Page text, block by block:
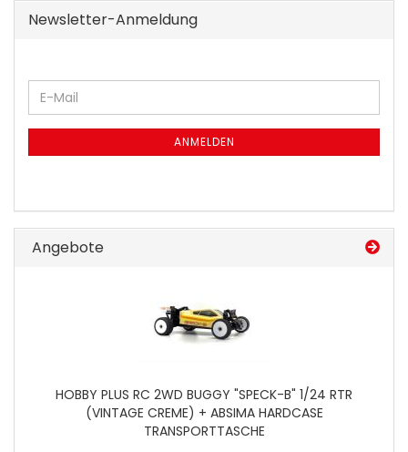
Newsletter-Anmeldung
WEITER
ZUR
NEWSLETTER-
E-
Mail
ANMELDEN
Angebote
HOBBY PLUS RC 2WD BUGGY "SPECK-B" 1/24 RTR
(VINTAGE CREME) + ABSIMA HARDCASE
TRANSPORTTASCHE